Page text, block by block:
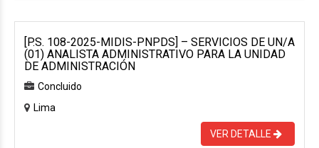
[P.S. 108-2025-MIDIS-PNPDS] – SERVICIOS DE UN/A
(01) ANALISTA ADMINISTRATIVO PARA LA UNIDAD
DE ADMINISTRACIÓN
Concluido
Lima
VER DETALLE